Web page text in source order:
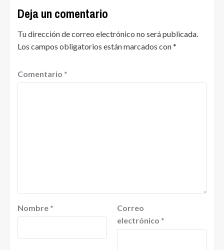
Deja un comentario
Tu dirección de correo electrónico no será publicada.
Los campos obligatorios están marcados con*
Comentario *
Nombre *
Correo
electrónico *